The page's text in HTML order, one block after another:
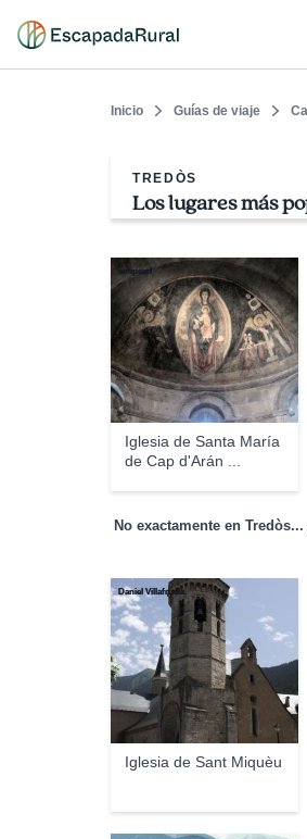
Inicio Guías de viaje
TREDÒS
Los lugares más
Iglesia de Santa María
de Cap d'Arán ...
wmpearl
No exactamente en Tredòs...
Iglesia de Sant Miquèu
Daniel Villafruela.